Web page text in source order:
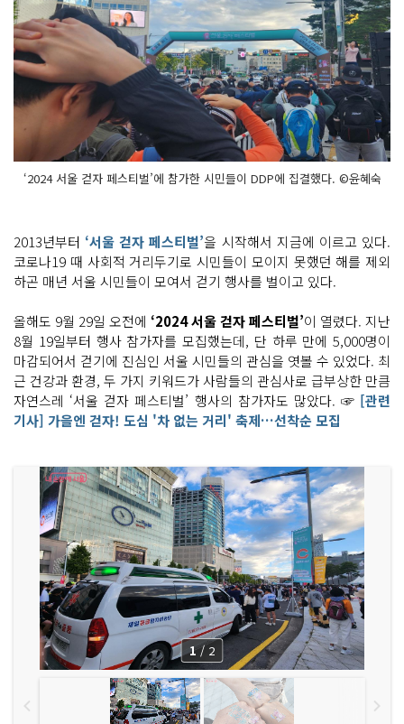
‘2024 서울 걷자 페스티벌’에 참가한 시민들이 DDP에 집결했다. ©윤혜숙
2013년부터 ‘서울 걷자 페스티벌’을 시작해서 지금에 이르고 있다.
코로나19 때 사회적 거리두기로 시민들이 모이지 못했던 해를 제외
하곤 매년 서울 시민들이 모여서 걷기 행사를 벌이고 있다.
올해도 9월 29일 오전에 ‘2024 서울 걷자 페스티벌’이 열렸다. 지난
8월 19일부터 행사 참가자를 모집했는데, 단 하루 만에 5,000명이
마감되어서 걷기에 진심인 서울 시민들의 관심을 엿볼 수 있었다. 최
근 건강과 환경, 두 가지 키워드가 사람들의 관심사로 급부상한 만큼
자연스레 ‘서울 걷자 페스티벌’ 행사의 참가자도 많았다. ☞[관련
기사] 가을엔 걷자! 도심 '차 없는 거리' 축제…선착순 모집
1 / 2